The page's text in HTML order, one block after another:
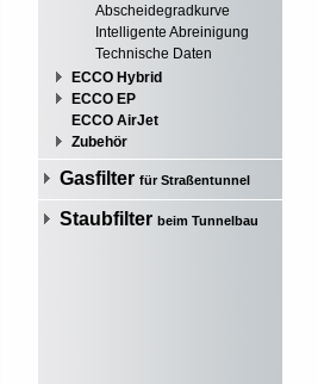
Abscheidegradkurve
Intelligente Abreinigung
Technische Daten
ECCO Hybrid
ECCO EP
ECCO AirJet
Zubehör
Gasfilter für Straßentunnel
Staubfilter beim Tunnelbau